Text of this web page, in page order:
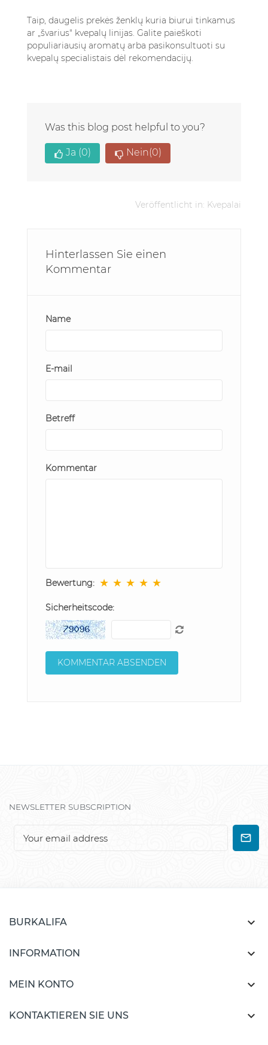
Taip, daugelis prekės ženklų kuria biurui tinkamus
ar „švarius" kvepalų linijas. Galite paieškoti
populiariausių aromatų arba pasikonsultuoti su
kvepalų specialistais dėl rekomendacijų.
Was this blog post helpful to you?
Ja (0) Nein(0)
Veröffentlicht in: Kvepalai
Hinterlassen Sie einen
Kommentar
Name
E-mail
Betreff
Kommentar
Bewertung: ★ ★ ★ ★ ★
Sicherheitscode:
NEWSLETTER SUBSCRIPTION
BURKALIFA 
INFORMATION 
MEIN KONTO 
KONTAKTIEREN SIE UNS 